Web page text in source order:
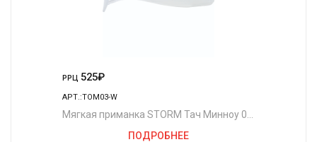
РРЦ 525₽
АРТ.:TOM03-W
Мягкая приманка STORM Тач Минноу 03
ПОДРОБНЕЕ